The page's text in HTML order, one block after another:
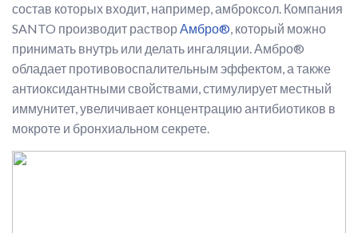
состав которых входит, например, амброксол. Компания
SANTO производит растворАмбро®, который можно
принимать внутрь или делать ингаляции. Амбро®
обладает противовоспалительным эффектом, а также
антиоксидантными свойствами, стимулирует местный
иммунитет, увеличивает концентрацию антибиотиков в
мокроте и бронхиальном секрете.